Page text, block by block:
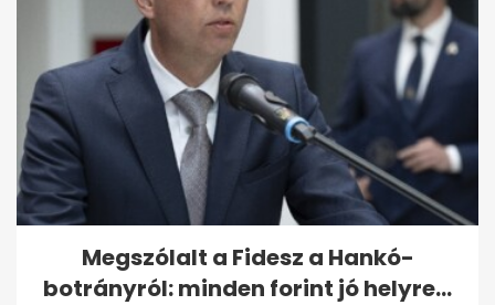
Megszólalt a Fidesz a Hankó-
botrányról: minden forint jó helyre...